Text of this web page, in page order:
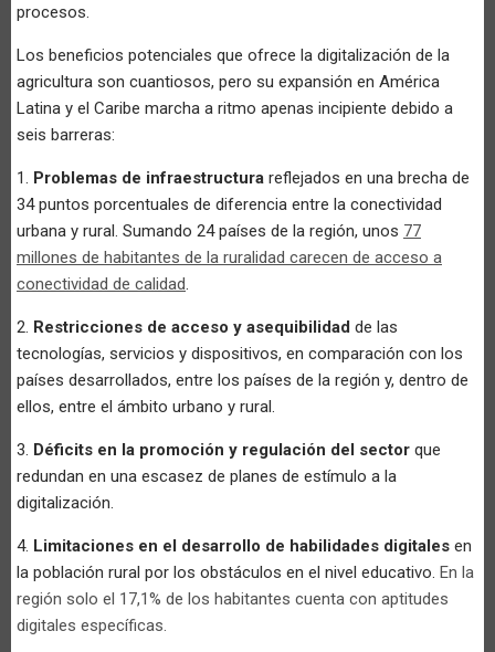
procesos.
Los beneficios potenciales que ofrece la digitalización de la
agricultura son cuantiosos, pero su expansión en América
Latina y el Caribe marcha a ritmo apenas incipiente debido a
seis barreras:
1. Problemas de infraestructura reflejados en una brecha de
34 puntos porcentuales de diferencia entre la conectividad
urbana y rural. Sumando 24 países de la región, unos 77
millones de habitantes de la ruralidad carecen de acceso a
conectividad de calidad.
2. Restricciones de acceso y asequibilidad de las
tecnologías, servicios y dispositivos, en comparación con los
países desarrollados, entre los países de la región y, dentro de
ellos, entre el ámbito urbano y rural.
3. Déficits en la promoción y regulación del sector que
redundan en una escasez de planes de estímulo a la
digitalización.
4. Limitaciones en el desarrollo de habilidades digitales en
la población rural por los obstáculos en el nivel educativo. En la
región solo el 17,1% de los habitantes cuenta con aptitudes
digitales específicas.